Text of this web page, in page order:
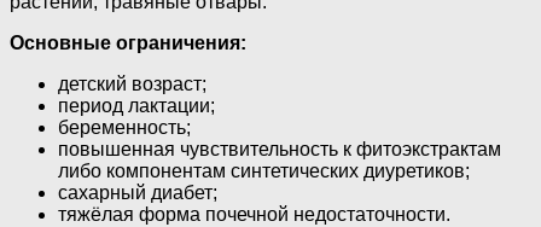
Основные ограничения:
детский возраст;
период лактации;
беременность;
повышенная чувствительность к фитоэкстрактам
либо компонентам синтетических диуретиков;
сахарный диабет;
тяжёлая форма почечной недостаточности.